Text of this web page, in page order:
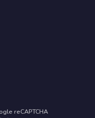
reCAPTCHA